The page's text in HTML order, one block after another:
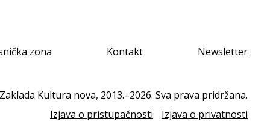
zona Kontakt Newsletter
Kultura nova, 2013.–2026. Sva prava pridržana.
Izjava o pristupačnosti
Izjava o privatnosti